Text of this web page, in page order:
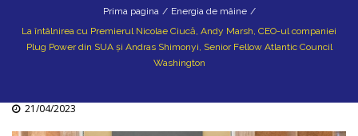
Prima pagina / Energia de mâine /
La întâlnirea cu Premierul Nicolae Ciucă, Andy Marsh, CEO-ul companiei
Plug Power din SUA și Andras Shimonyi, Senior Fellow Atlantic Council
Washington
21/04/2023